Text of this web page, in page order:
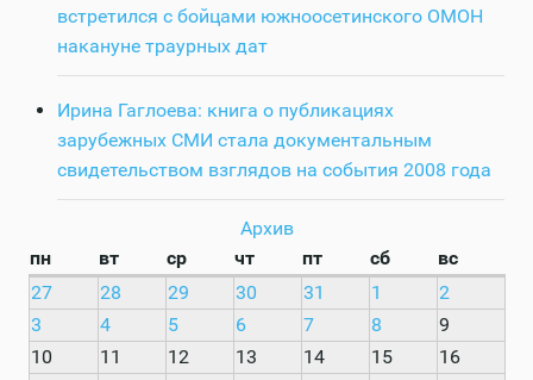
встретился с бойцами южноосетинского ОМОН
накануне траурных дат
Ирина Гаглоева: книга о публикациях
зарубежных СМИ стала документальным
свидетельством взглядов на события 2008 года
Архив
пн
вт ср чт пт сб
вс
27
28 29 30 31 1
2
3
4 5 6 7 8
9
10
11 12 13 14 15
16